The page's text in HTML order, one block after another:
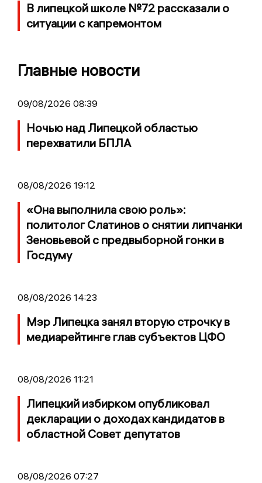
В липецкой школе №72 рассказали о
ситуации с капремонтом
Главные новости
09/08/2026 08:39
Ночью над Липецкой областью
перехватили БПЛА
08/08/2026 19:12
«Она выполнила свою роль»:
политолог Слатинов о снятии липчанки
Зеновьевой с предвыборной гонки в
Госдуму
08/08/2026 14:23
Мэр Липецка занял вторую строчку в
медиарейтинге глав субъектов ЦФО
08/08/2026 11:21
Липецкий избирком опубликовал
декларации о доходах кандидатов в
областной Совет депутатов
08/08/2026 07:27